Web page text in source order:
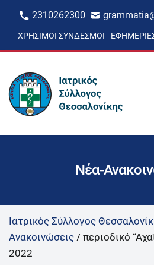
2310262300
ΧΡΉΣΙΜΟΙ ΣΎΝΔΕΣΜΟΙ
Νέα-
Ιατρικός Σύλλογος
Ανακοινώσεις / περιοδικό
2022